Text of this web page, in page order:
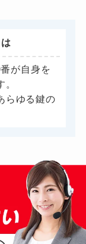
が自身を
らゆる鍵の